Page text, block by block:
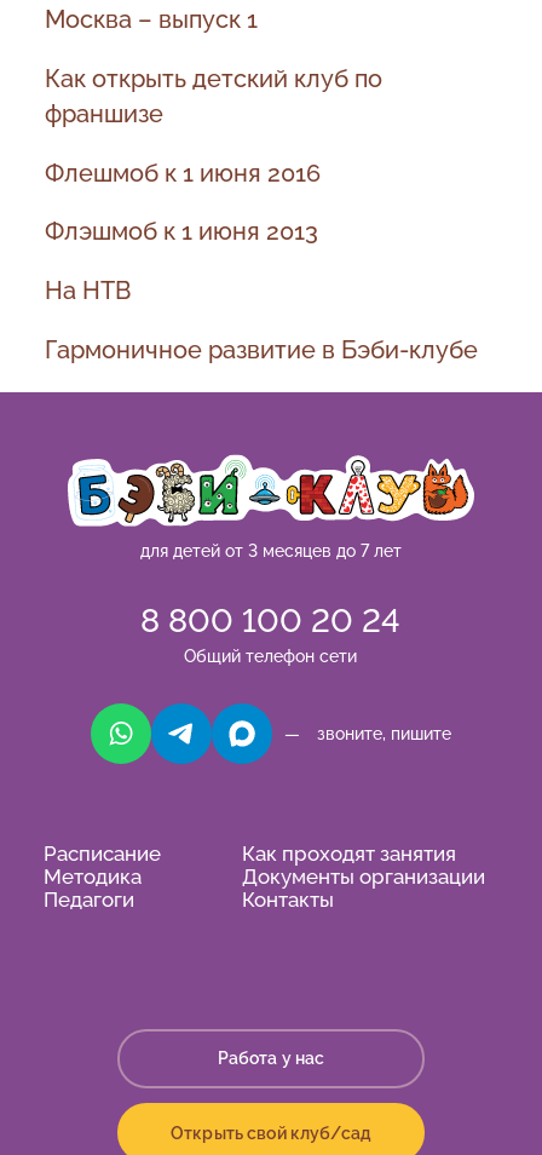
Москва – выпуск 1
Как открыть детский клуб по
франшизе
Флешмоб к 1 июня 2016
Флэшмоб к 1 июня 2013
На НТВ
Гармоничное развитие в Бэби-клубе
для детей от 3 месяцев до 7 лет
8 800 100 20 24
Общий телефон сети
— звоните, пишите
Расписание
Методика
Педагоги
Как проходят занятия
Документы организации
Контакты
Работа у нас
Открыть свой клуб/сад